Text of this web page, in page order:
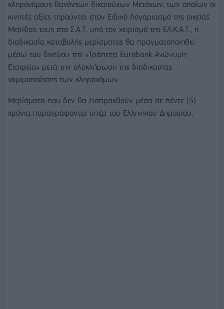
κληρονόμους θανόντων δικαιούχων Μετόχων, των οποίων οι
κινητές αξίες τηρούνται στον Ειδικό Λογαριασμό της οικείας
Μερίδας τους στο Σ.Α.Τ. υπό τον χειρισμό της ΕΛ.Κ.Α.Τ., η
διαδικασία καταβολής μερίσματος θα πραγματοποιηθεί
μέσω του δικτύου της «Τράπεζα Eurobank Ανώνυμη
Εταιρεία» μετά την ολοκλήρωση της διαδικασίας
νομιμοποίησης των κληρονόμων.
Μερίσματα που δεν θα εισπραχθούν μέσα σε πέντε (5)
χρόνια παραγράφονται υπέρ του Ελληνικού Δημοσίου.